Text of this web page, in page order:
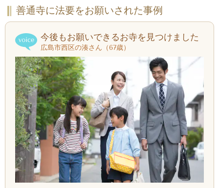
善通寺に法要をお願いされた事例
今後もお願いできるお寺を見つけました
広島市西区の湊さん（67歳）